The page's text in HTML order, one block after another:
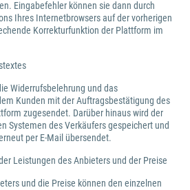
Eingabefehler können sie dann durch
Ihres Internetbrowsers auf der vorherigen
Korrekturfunktion der Plattform im
Widerrufsbelehrung und das
Kunden mit der Auftragsbestätigung des
zugesendet. Darüber hinaus wird der
Systemen des Verkäufers gespeichert und
per E-Mail übersendet.
Leistungen des Anbieters und der Preise
und die Preise können den einzelnen